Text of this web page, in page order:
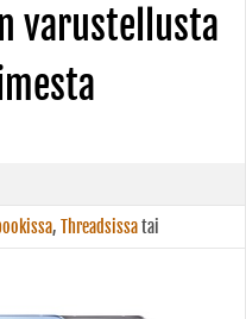
varustellusta
, Threadsissatai